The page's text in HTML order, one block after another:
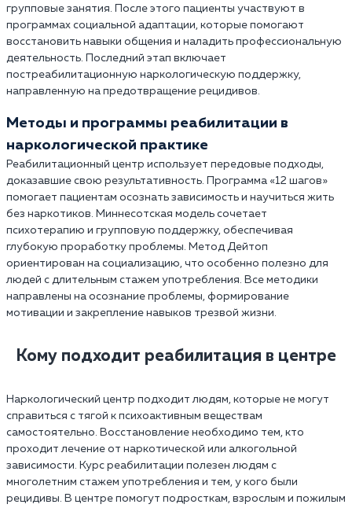
групповые занятия. После этого пациенты участвуют в
программах социальной адаптации, которые помогают
восстановить навыки общения и наладить профессиональную
деятельность. Последний этап включает
постреабилитационную наркологическую поддержку,
направленную на предотвращение рецидивов.
Методы и программы реабилитации в
наркологической практике
Реабилитационный центр использует передовые подходы,
доказавшие свою результативность. Программа «12 шагов»
помогает пациентам осознать зависимость и научиться жить
без наркотиков. Миннесотская модель сочетает
психотерапию и групповую поддержку, обеспечивая
глубокую проработку проблемы. Метод Дейтоп
ориентирован на социализацию, что особенно полезно для
людей с длительным стажем употребления. Все методики
направлены на осознание проблемы, формирование
мотивации и закрепление навыков трезвой жизни.
Кому подходит реабилитация в центре
Наркологический центр подходит людям, которые не могут
справиться с тягой к психоактивным веществам
самостоятельно. Восстановление необходимо тем, кто
проходит лечение от наркотической или алкогольной
зависимости. Курс реабилитации полезен людям с
многолетним стажем употребления и тем, у кого были
рецидивы. В центре помогут подросткам, взрослым и пожилым